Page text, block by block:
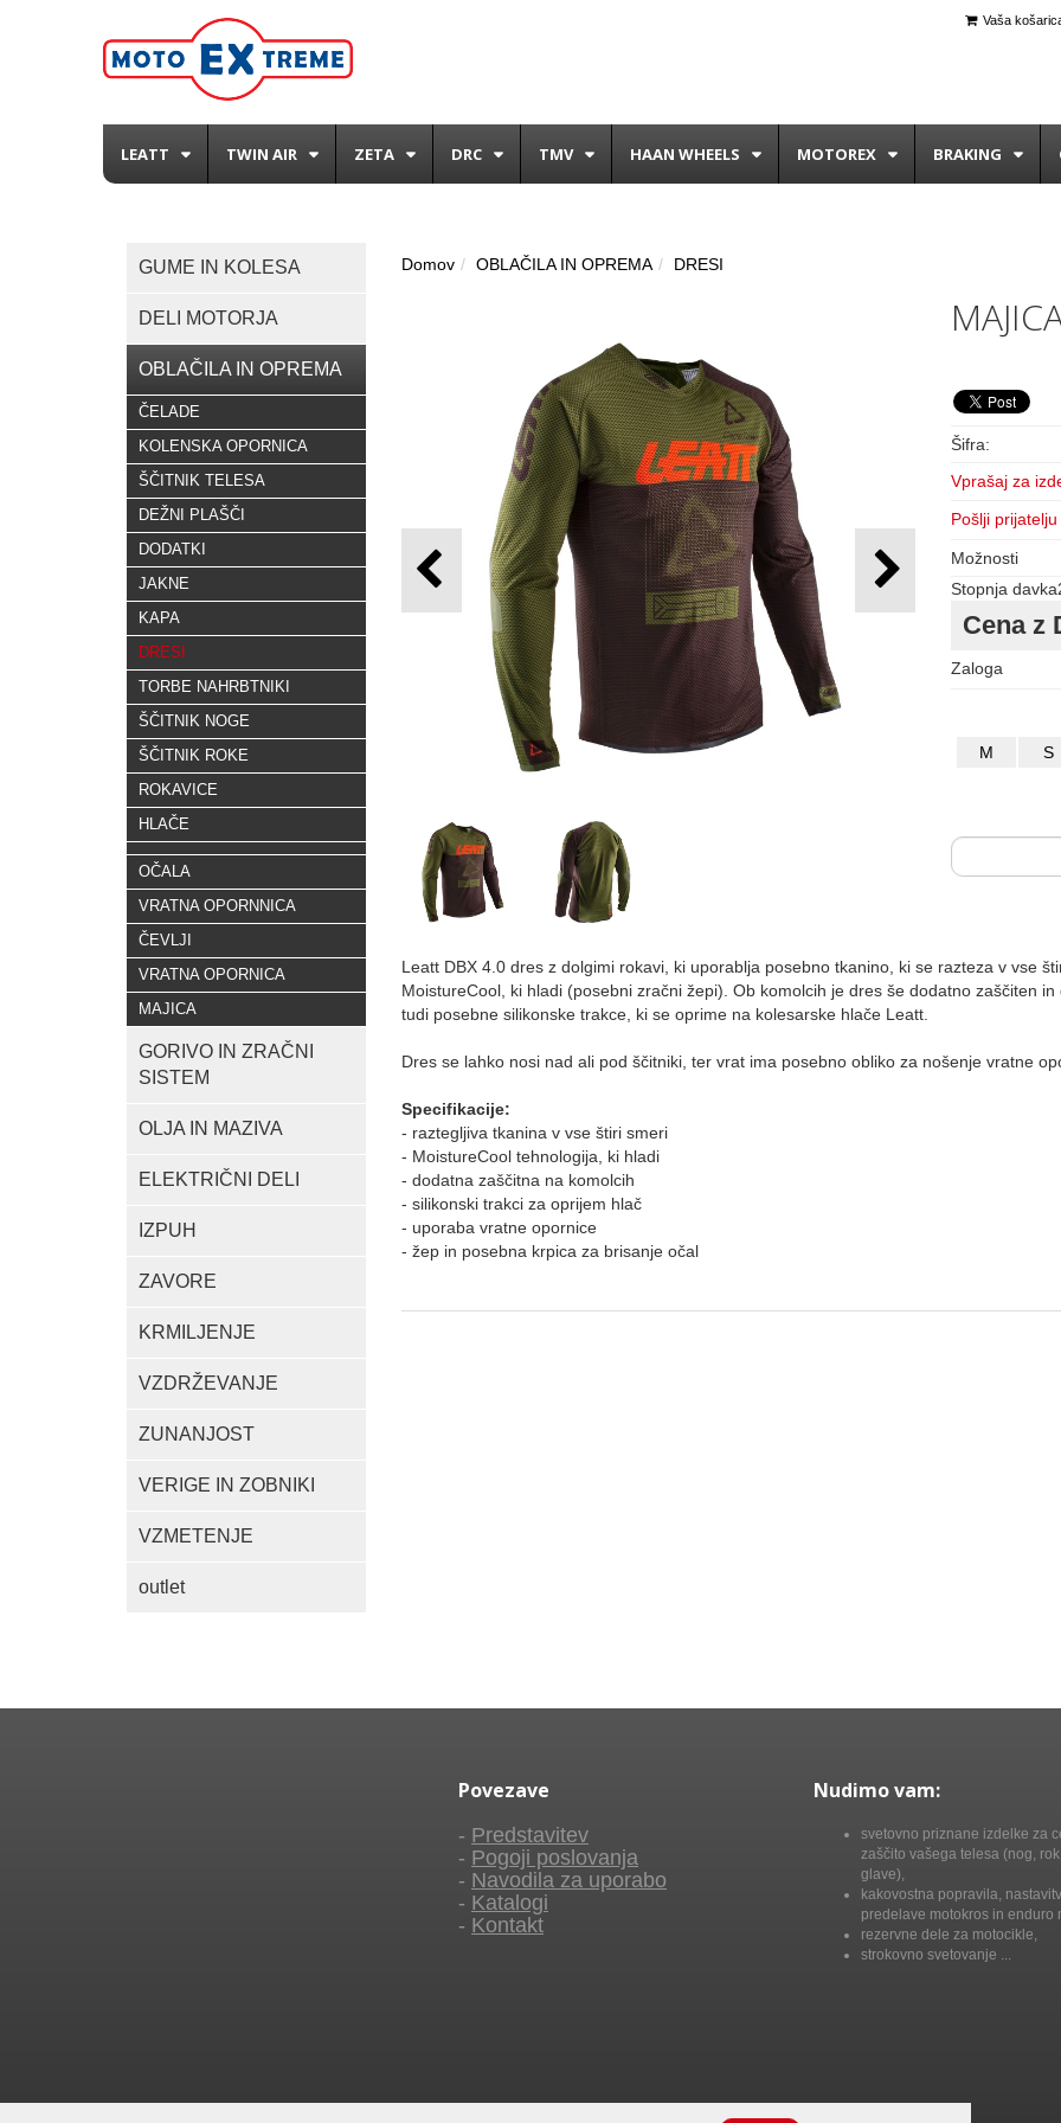
Vaša
LEATT TWIN AIR ZETA DRC TMV HAAN WHEELS MOTOREX BRAKING
GUME IN KOLESA
DELI MOTORJA
OBLAČILA IN OPREMA
ČELADE
KOLENSKA OPORNICA
ŠČITNIK TELESA
DEŽNI PLAŠČI
DODATKI
JAKNE
KAPA
DRESI
TORBE NAHRBTNIKI
ŠČITNIK NOGE
ŠČITNIK ROKE
ROKAVICE
HLAČE
OČALA
VRATNA OPORNNICA
ČEVLJI
VRATNA OPORNICA
MAJICA
GORIVO IN ZRAČNI
SISTEM
OLJA IN MAZIVA
ELEKTRIČNI DELI
IZPUH
ZAVORE
KRMILJENJE
VZDRŽEVANJE
ZUNANJOST
VERIGE IN ZOBNIKI
VZMETENJE
outlet
Domov OBLAČILA IN OPREMA DRESI
Šifra:
Vprašaj za
Pošlji prijatelju
Možnosti
Stopnja davka
Cena z
Zaloga
M S
Leatt DBX 4.0 dres z dolgimi rokavi, ki uporablja posebno tkanino, ki se razteza v vse
MoistureCool, ki hladi (posebni zračni žepi). Ob komolcih je dres še dodatno zaščiten
tudi posebne silikonske trakce, ki se oprime na kolesarske hlače Leatt.
Dres se lahko nosi nad ali pod ščitniki, ter vrat ima posebno obliko za nošenje vratne
Specifikacije:
- raztegljiva tkanina v vse štiri smeri
- MoistureCool tehnologija, ki hladi
- dodatna zaščitna na komolcih
- silikonski trakci za oprijem hlač
- uporaba vratne opornice
- žep in posebna krpica za brisanje očal
Povezave
- Predstavitev
- Pogoji poslovanja
- Navodila za uporabo
- Katalogi
- Kontakt
Nudimo vam:
svetovno priznane izdelke za
zaščito vašega telesa (nog,
glave),
kakovostna popravila,
predelave motokros in enduro
rezervne dele za motocikle,
strokovno svetovanje ...